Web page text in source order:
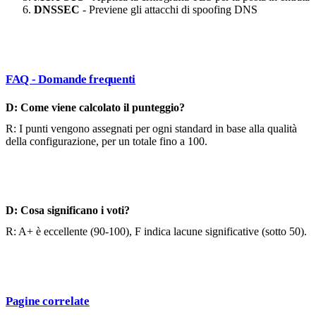
DNSSEC - Previene gli attacchi di spoofing DNS
FAQ - Domande frequenti
D: Come viene calcolato il punteggio?
R: I punti vengono assegnati per ogni standard in base alla qualità
della configurazione, per un totale fino a 100.
D: Cosa significano i voti?
R: A+ è eccellente (90-100), F indica lacune significative (sotto 50).
Pagine correlate